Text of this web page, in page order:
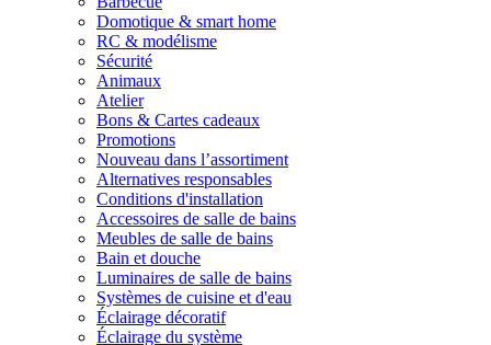
Domotique & smart home
RC & modélisme
Sécurité
Animaux
Atelier
Bons & Cartes cadeaux
Promotions
Nouveau dans l’assortiment
Alternatives responsables
Conditions d'installation
Accessoires de salle de bains
Meubles de salle de bains
Bain et douche
Luminaires de salle de bains
Systèmes de cuisine et d'eau
Éclairage décoratif
Éclairage du système